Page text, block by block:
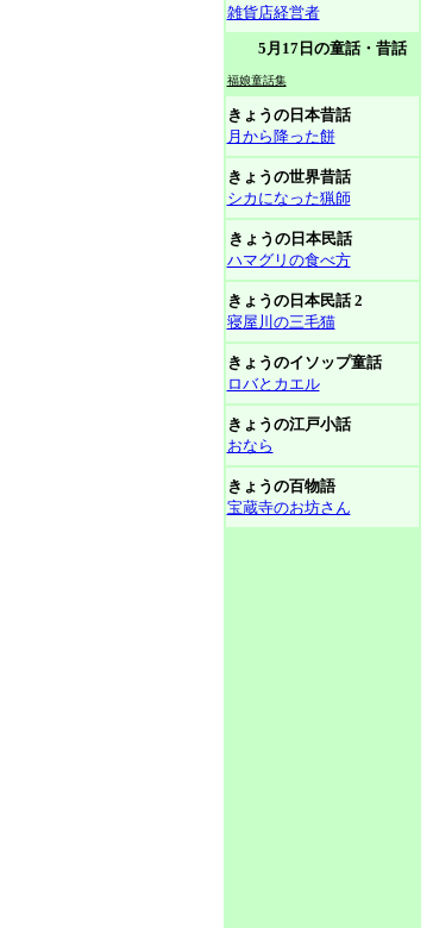
雑貨店経営者
5月17日の童話・昔話
福娘童話集
きょうの日本昔話
月から降った餅
きょうの世界昔話
シカになった猟師
きょうの日本民話
ハマグリの食べ方
きょうの日本民話 2
寝屋川の三毛猫
きょうのイソップ童話
ロバとカエル
きょうの江戸小話
おなら
きょうの百物語
宝蔵寺のお坊さん